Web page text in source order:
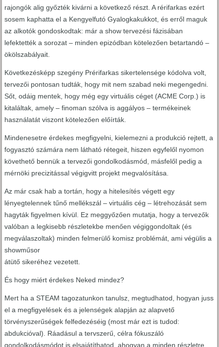
rajongók alig győzték kivárni a következő részt. A rérifarkas ezért
sosem kaphatta el a Kengyelfutó Gyalogkakukkot, és erről maguk
az alkotók gondoskodtak: már a show tervezési fázisában
lefektették a sorozat – minden epizódban kötelezően betartandó –
ökölszabályait.
Következésképp szegény Prérifarkas sikertelensége kódolva volt,
tervezői pontosan tudták, hogy mit nem szabad neki megengedni.
Sőt, odáig mentek, hogy még egy virtuális céget (ACME Corp.) is
kitaláltak, amely – finoman szólva is aggályos – termékeinek
használatát viszont kötelezően előírták.
Mindenesetre érdekes megfigyelni, kielemezni a produkció rejtett, a
fogyasztó számára nem látható rétegeit, hiszen egyfelől nyomon
követhető bennük a tervezői gondolkodásmód, másfelől pedig a
mérnöki precizitással végigvitt projekt megvalósítása.
Az már csak hab a tortán, hogy a hitelesítés végett egy
lényegtelennek tűnő mellékszál – virtuális cég – létrehozását sem
hagyták figyelmen kívül. Ez meggyőzően mutatja, hogy a tervezők
valóban a legkisebb részletekbe menően végiggondoltak (és
megválaszoltak) minden felmerülő komisz problémát, ami végülis a
showműsor
átütő sikeréhez vezetett.
És hogy miért érdekes Neked mindez?
Mert ha a STEAM tagozatunkon tanulsz, megtudhatod, hogyan juss
el a megfigyelések és a jelenségek alapján az alapvető
törvényszerűségek felfedezéséig (most már ezt is tudod:
abdukcióval). Ráadásul a tervszerű, célra fókuszáló
gondolkodásmódot is elsajátíthatod, ahogyan a minden részletre